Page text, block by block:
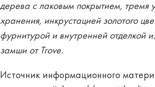
дерева с лаковым покрытием, тремя
хранения, инкрустацией золотого
фурнитурой и внутренней отделкой
замши от Trove.
Источник информационного